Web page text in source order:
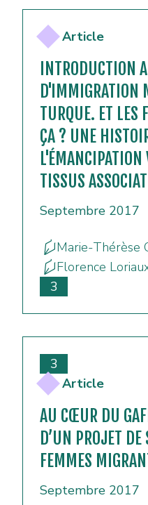
Article
INTRODUCTION
D'IMMIGRATION
TURQUE. ET LES
ÇA ? UNE
TISSUS
Septembre 2017
Marie-Thérèse
Florence
3
Article
AU CŒUR DU
D’UN PROJET
FEMMES
Septembre 2017
3